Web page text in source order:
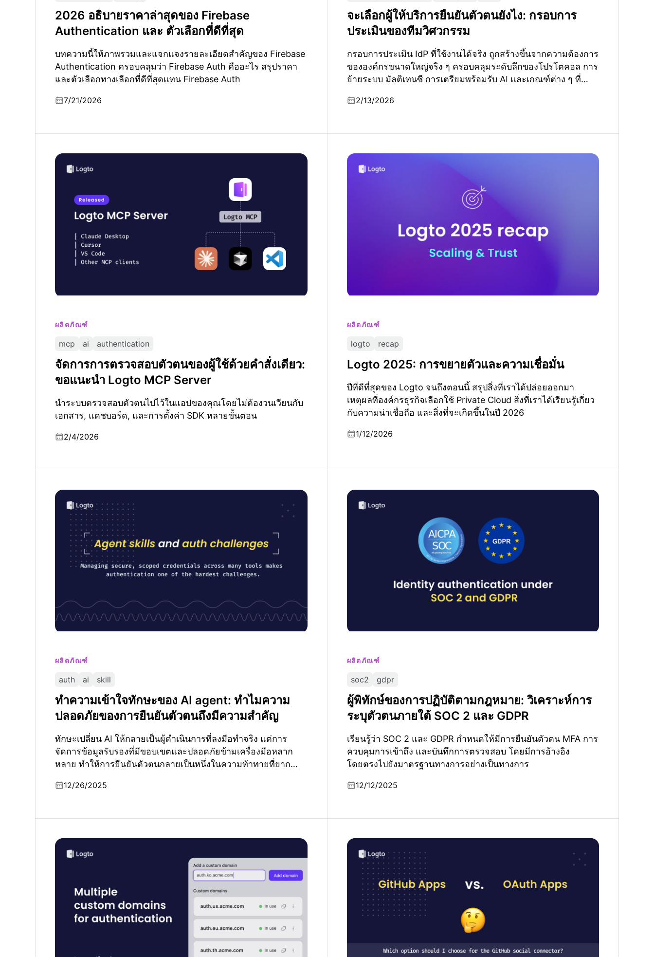
2026 อธิบายราคาล่าสุดของ Firebase
Authentication และ ตัวเลือกที่ดีที่สุด
บทความนี้ให้ภาพรวมและแจกแจงรายละเอียดสำคัญของ Firebase
Authentication ครอบคลุมว่า Firebase Auth คืออะไร สรุปราคา
และตัวเลือกทางเลือกที่ดีที่สุดแทน Firebase Auth
7/21/2026
จะเลือกผู้ให้บริการยืนยันตัวตนยังไง: กรอบการ
ประเมินของทีมวิศวกรรม
กรอบการประเมิน IdP ที่ใช้งานได้จริง ถูกสร้างขึ้นจากความต้องการ
ขององค์กรขนาดใหญ่จริง ๆ ครอบคลุมระดับลึกของโปรโตคอล การ
ย้ายระบบ มัลติเทนซี การเตรียมพร้อมรับ AI และเกณฑ์ต่าง ๆ ที่
2/13/2026
ผลิตภัณฑ์
mcp ai authentication
จัดการการตรวจสอบตัวตนของผู้ใช้ด้วยคำสั่งเดียว:
ขอแนะนำ Logto MCP Server
นำระบบตรวจสอบตัวตนไปไว้ในแอปของคุณโดยไม่ต้องวนเวียนกับ
เอกสาร, แดชบอร์ด, และการตั้งค่า SDK หลายขั้นตอน
2/4/2026
จัดการการตรวจสอบตัวตนของผู้ใช้ด้วยคำสั่งเดียว: ขอแนะนำ Logto MCP
Server
ผลิตภัณฑ์
logto recap
Logto 2025: การขยายตัวและความเชื่อมั่น
ปีที่ดีที่สุดของ Logto จนถึงตอนนี้ สรุปสิ่งที่เราได้ปล่อยออกมา
เหตุผลที่องค์กรธุรกิจเลือกใช้ Private Cloud สิ่งที่เราได้เรียนรู้เกี่ยว
กับความน่าเชื่อถือ และสิ่งที่จะเกิดขึ้นในปี 2026
1/12/2026
Logto 2025: การขยายตัวและความเชื่อมั่น
ผลิตภัณฑ์
auth ai skill
ทำความเข้าใจทักษะของ AI agent: ทำไมความ
ปลอดภัยของการยืนยันตัวตนถึงมีความสำคัญ
ทักษะเปลี่ยน AI ให้กลายเป็นผู้ดำเนินการที่ลงมือทำจริง แต่การ
จัดการข้อมูลรับรองที่มีขอบเขตและปลอดภัยข้ามเครื่องมือหลาก
หลาย ทำให้การยืนยันตัวตนกลายเป็นหนึ่งในความท้าทายที่ยาก
12/26/2025
ทำความเข้าใจทักษะของ AI agent: ทำไมความปลอดภัยของการยืนยันตัว
ตนถึงมีความสำคัญ
ผลิตภัณฑ์
soc2 gdpr
ผู้พิทักษ์ของการปฏิบัติตามกฎหมาย: วิเคราะห์การ
ระบุตัวตนภายใต้ SOC 2 และ GDPR
เรียนรู้ว่า SOC 2 และ GDPR กำหนดให้มีการยืนยันตัวตน MFA การ
ควบคุมการเข้าถึง และบันทึกการตรวจสอบ โดยมีการอ้างอิง
โดยตรงไปยังมาตรฐานทางการอย่างเป็นทางการ
12/12/2025
ผู้พิทักษ์ของการปฏิบัติตามกฎหมาย: วิเคราะห์การระบุตัวตนภายใต้ SOC 2
และ GDPR
โดเมนแบบกำหนดเองสำหรับการยืนยันตัวตนคืออะไร และเหตุใดโดเมน
หลายโดเมนจึงสำคัญ
GitHub Apps กับ OAuth Apps: เลือกการเชื่อมต่อ GitHub ที่เหมาะสม